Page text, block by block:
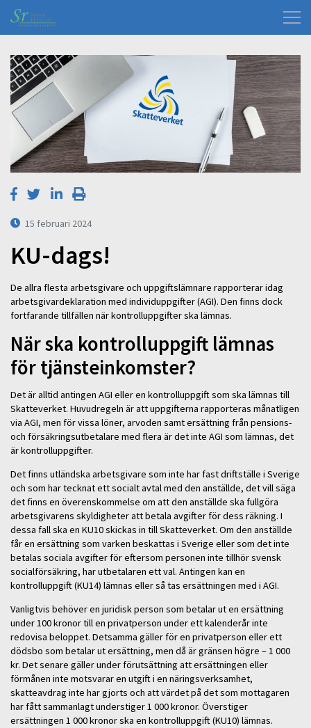
15 februari 2024
KU-dags!
De allra flesta arbetsgivare och uppgiftslämnare rapporterar idag
arbetsgivardeklaration med individuppgifter (AGI). Den finns dock
fortfarande tillfällen när kontrolluppgifter ska lämnas.
När ska kontrolluppgift lämnas
för tjänsteinkomster?
Det är alltid antingen AGI eller en kontrolluppgift som ska lämnas till
Skatteverket. Huvudregeln är att uppgifterna rapporteras månatligen
via AGI, men för vissa löner, arvoden samt ersättning från pensions-
och försäkringsutbetalare med flera är det inte AGI som lämnas, det
är kontrolluppgifter.
Det finns utländska arbetsgivare som inte har fast driftställe i Sverige
och som har tecknat ett socialt avtal med den anställde, det vill säga
det finns en överenskommelse om att den anställde ska fullgöra
arbetsgivarens skyldigheter att betala avgifter för dess räkning. I
dessa fall ska en KU10 skickas in till Skatteverket. Om den anställde
får en ersättning som varken beskattas i Sverige eller som det inte
betalas sociala avgifter för eftersom personen inte tillhör svensk
socialförsäkring, har utbetalaren ett val. Antingen kan en
kontrolluppgift (KU14) lämnas eller så tas ersättningen med i AGI.
Vanligtvis behöver en juridisk person som betalar ut en ersättning
under 100 kronor till en privatperson under ett kalenderår inte
redovisa beloppet. Detsamma gäller för en privatperson eller ett
dödsbo som betalar ut ersättning, men då är gränsen högre – 1 000
kr. Det senare gäller under förutsättning att ersättningen eller
förmånen inte motsvarar en utgift i en näringsverksamhet,
skatteavdrag inte har gjorts och att värdet på det som mottagaren
har fått sammanlagt understiger 1 000 kronor. Överstiger
ersättningen 1 000 kronor ska en kontrolluppgift (KU10) lämnas.